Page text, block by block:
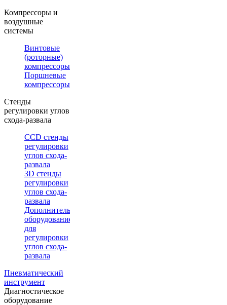
Компрессоры и
воздушные
системы
Винтовые
(роторные)
компрессоры
Поршневые
компрессоры
Стенды
регулировки углов
схода-развала
CCD стенды
регулировки
углов схода-
развала
3D стенды
регулировки
углов схода-
развала
Дополнительное
оборудование
для
регулировки
углов схода-
развала
Пневматический
инструмент
Диагностическое
оборудование